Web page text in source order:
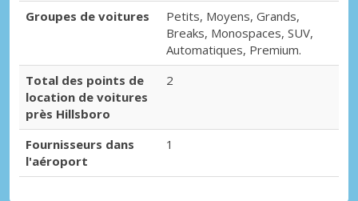
Groupes de voitures
Petits, Moyens, Grands,
Breaks, Monospaces, SUV,
Automatiques, Premium.
Total des points de
location de voitures
près Hillsboro
2
Fournisseurs dans
l'aéroport
1